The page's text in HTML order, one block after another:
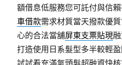
額借息低服務您可託付與信
車借款需求材質當天撥款優
心的合法當舖屏東支票貼現
打造使用日系髮型多半較輕
試試看充滿氣頭髮超融資快